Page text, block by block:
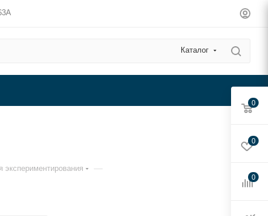
Каталог
экспериментирования —
0
0
0